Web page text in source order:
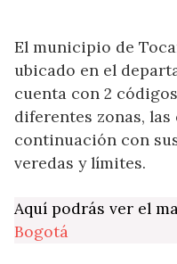
El municipio de
ubicado en el
cuenta con 2
diferentes zonas, las
continuación con
veredas y límites.
Aquí podrás ver el
Bogotá